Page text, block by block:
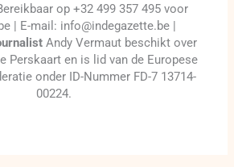
op +32 499 357 495 voor
| E-mail: info@indegazette.be |
Andy Vermaut beschikt over
Perskaart en is lid van de Europese
onder ID-Nummer FD-7 13714-
00224.